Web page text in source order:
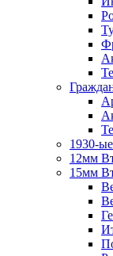
1930-
12мм
15мм